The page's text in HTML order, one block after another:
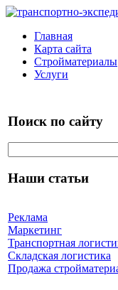
Главная
Карта сайта
Стройматериалы
Услуги
Поиск по сайту
Наши статьи
Реклама
Маркетинг
Транспортная
Складская логистика
Продажа